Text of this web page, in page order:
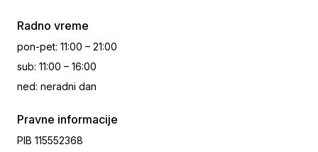
Radno vreme
pon-pet: 11:00 – 21:00
sub: 11:00 – 16:00
ned: neradni dan
Pravne informacije
PIB 115552368